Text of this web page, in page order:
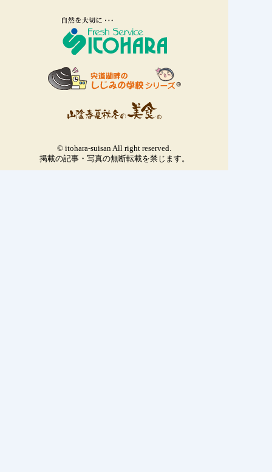
© itohara-suisan All right reserved.
掲載の記事・写真の無断転載を禁じます。